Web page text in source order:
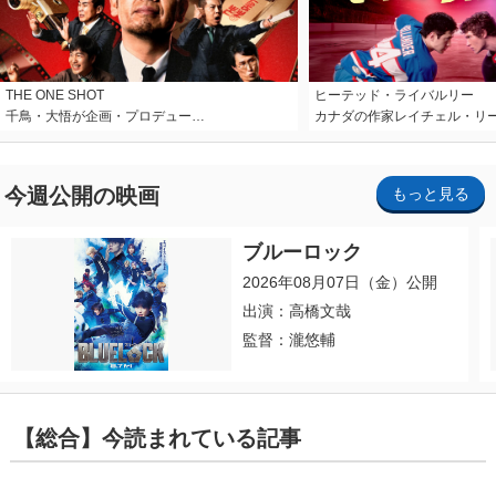
THE ONE SHOT
千鳥・大悟が企画・プロデュー…
ヒーテッド・ライバルリー
カナダの作家レイチェル・リ
今週公開の映画 もっと見る
ブルーロック
2026年08月07日（金）公開
出演：高橋文哉
監督：瀧悠輔
【総合】今読まれている記事